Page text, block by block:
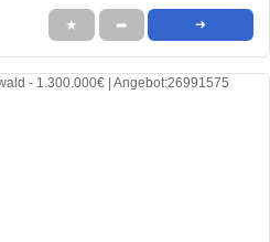
★ ➦ ➜